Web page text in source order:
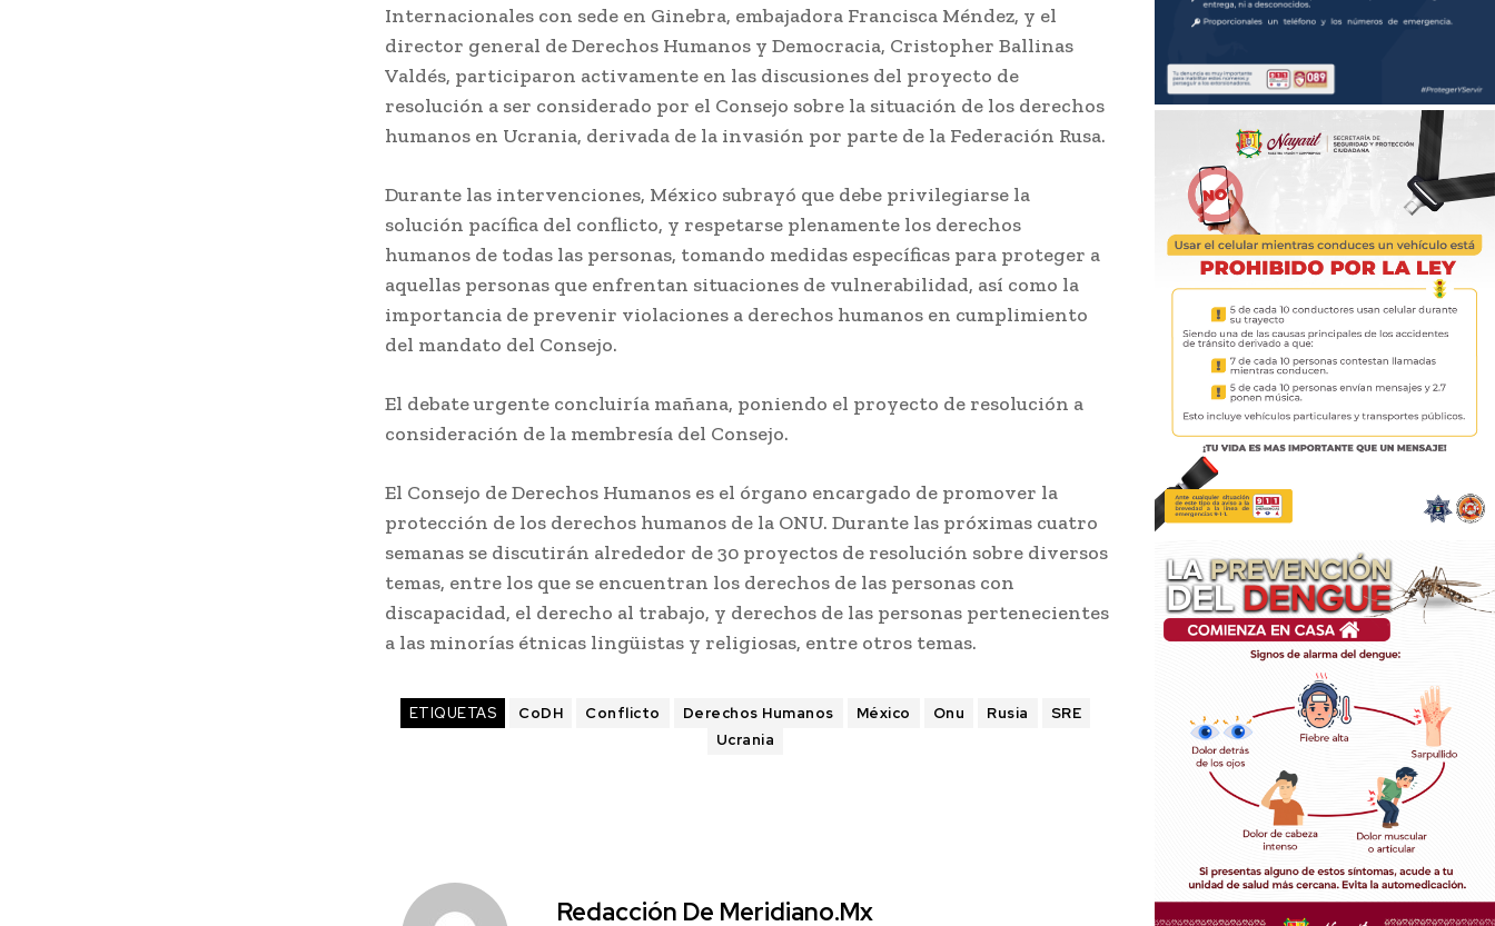
Internacionales con sede en Ginebra, embajadora Francisca Méndez, y el
director general de Derechos Humanos y Democracia, Cristopher Ballinas
Valdés, participaron activamente en las discusiones del proyecto de
resolución a ser considerado por el Consejo sobre la situación de los derechos
humanos en Ucrania, derivada de la invasión por parte de la Federación Rusa.
Durante las intervenciones, México subrayó que debe privilegiarse la
solución pacífica del conflicto, y respetarse plenamente los derechos
humanos de todas las personas, tomando medidas específicas para proteger a
aquellas personas que enfrentan situaciones de vulnerabilidad, así como la
importancia de prevenir violaciones a derechos humanos en cumplimiento
del mandato del Consejo.
El debate urgente concluiría mañana, poniendo el proyecto de resolución a
consideración de la membresía del Consejo.
El Consejo de Derechos Humanos es el órgano encargado de promover la
protección de los derechos humanos de la ONU. Durante las próximas cuatro
semanas se discutirán alrededor de 30 proyectos de resolución sobre diversos
temas, entre los que se encuentran los derechos de las personas con
discapacidad, el derecho al trabajo, y derechos de las personas pertenecientes
a las minorías étnicas lingüistas y religiosas, entre otros temas.
ETIQUETAS CoDH Conflicto Derechos Humanos México Onu Rusia
SRE
Ucrania
Redacción De Meridiano.mx